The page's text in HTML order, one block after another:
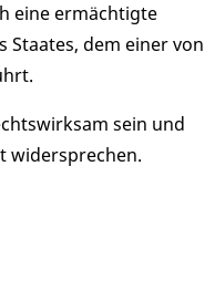
eine ermächtigte
Staates, dem einer von
sein und
widersprechen.